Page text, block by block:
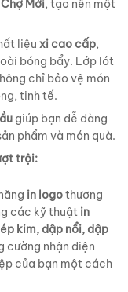
Mới, tạo nên một
liệu xi cao cấp,
bóng bẩy. Lớp lót
chỉ bảo vệ món
tinh tế.
giúp bạn dễ dàng
phẩm và món quà.
trội:
in logothương
các kỹ thuật in
ép kim, dập nổi, dập
cường nhận diện
của bạn một cách